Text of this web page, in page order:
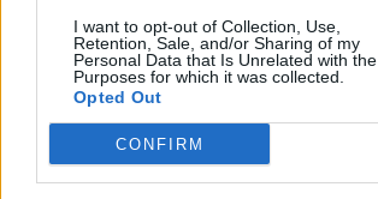
I want to opt-out of Collection, Use,
Retention, Sale, and/or Sharing of my
Personal Data that Is Unrelated with the
Purposes for which it was collected.
Opted Out
CONFIRM
τις 28 Οκτωβρίου
29/07/26|15:21
το ΣΠΑΡΤΑΘΛΟΝ
29/07/26